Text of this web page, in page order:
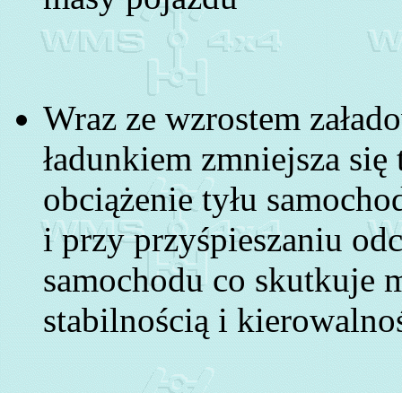
Wraz ze wzrostem
ładunkiem zmniejsza
obciążenie tyłu
i przy przyśpieszaniu
samochodu co skutkuje
stabilnością i